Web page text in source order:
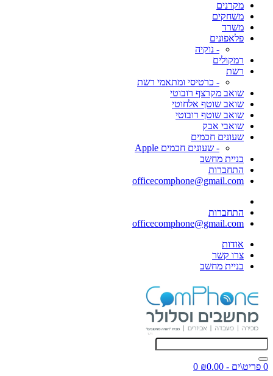
מקרנים
משחקים
משרד
פלאפונים
- נוקיה
רמקולים
רשת
- כרטיסי ומתאמי רשת
שואב מקרצף רובוטי
שואב שוטף אלחוטי
שואב שוטף רובוטי
שואבי אבק
שעונים חכמים
- שעונים חכמים Apple
בניית מחשב
התחברות
officecomphone@gmail.com
התחברות
officecomphone@gmail.com
אודות
צרו קשר
בניית מחשב
0 פריט\ים - ₪0.00
0